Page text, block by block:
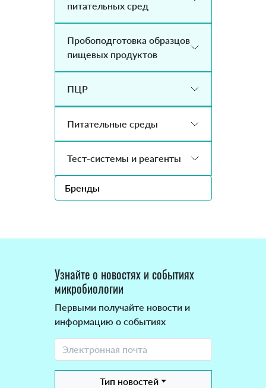
питательных сред
Пробоподготовка образцов
пищевых продуктов
ПЦР
Питательные среды
Тест-системы и реагенты
Бренды
Узнайте о новостях и событиях
микробиологии
Первыми получайте новости и
информацию о событиях
Тип новостей